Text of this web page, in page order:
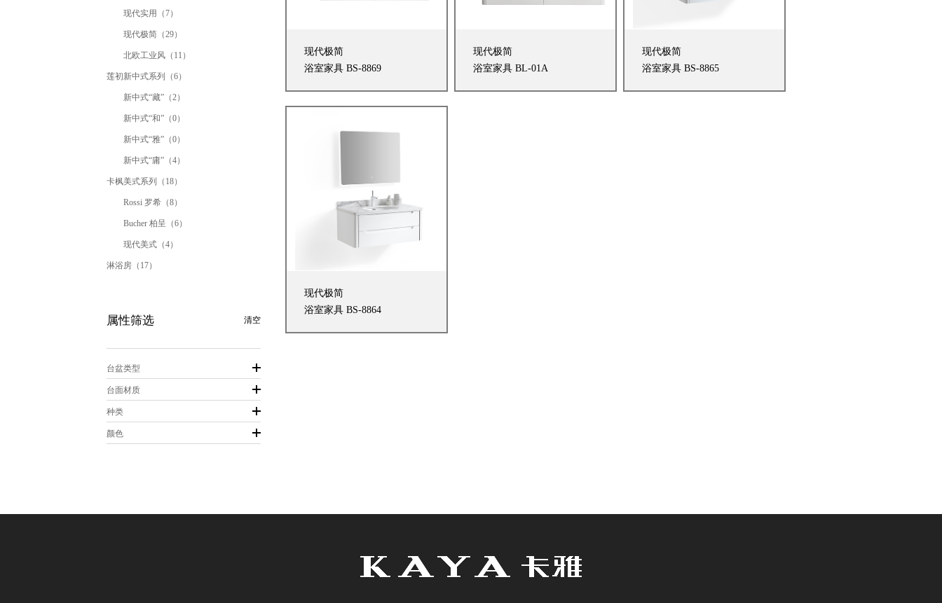
现代实用（7）
现代极简（29）
北欧工业风（11）
莲初新中式系列（6）
新中式“藏”（2）
新中式“和”（0）
新中式“雅”（0）
新中式“庸”（4）
卡枫美式系列（18）
Rossi 罗希（8）
Bucher 柏呈（6）
现代美式（4）
淋浴房（17）
属性筛选 清空
台盆类型
台面材质
种类
颜色
现代极简
浴室家具 BS-8869
现代极简
浴室家具 BL-01A
现代极简
浴室家具 BS-8865
现代极简
浴室家具 BS-8864